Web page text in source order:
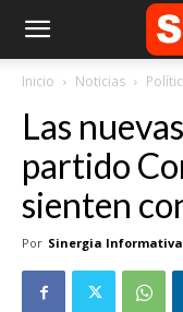
Inicio Noticias
Las
partido
sienten
Por Sinergia Informativa